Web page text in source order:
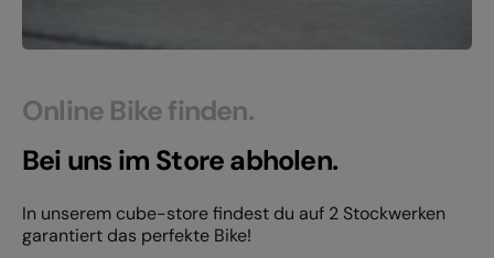
Online Bike finden.
Bei uns im Store abholen.
In unserem cube-store findest du auf 2 Stockwerken
garantiert das perfekte Bike!